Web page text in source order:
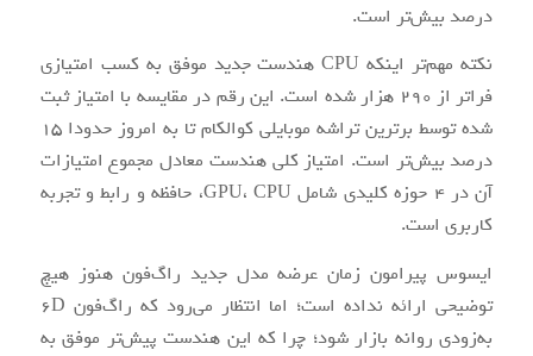
درصد بیش‌تر است.
نکته مهم‌تر اینکه CPU هندست جدید موفق به کسب امتیازی
فراتر از 290 هزار شده است. این رقم در مقایسه با امتیاز ثبت
شده توسط برترین تراشه موبایلی کوالکام تا به امروز حدودا 15
درصد بیش‌تر است. امتیاز کلی هندست معادل مجموع امتیازات
آن در 4 حوزه کلیدی شامل GPU، CPU، حافظه و رابط و تجربه
کاربری است.
ایسوس پیرامون زمان عرضه مدل جدید راگ‌فون هنوز هیچ
توضیحی ارائه نداده است؛ اما انتظار می‌رود که راگ‌فون 6D
به‌زودی روانه بازار شود؛ چرا که این هندست پیش‌تر موفق به